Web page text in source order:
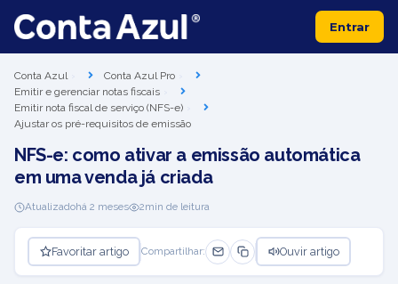
Entrar
Conta Azul
Conta Azul Pro
Emitir e gerenciar notas fiscais
Emitir nota fiscal de serviço (NFS-e)
Ajustar os pré-requisitos de emissão
NFS-e: como ativar a emissão automática
em uma venda já criada
Atualizadohá 2 meses 2min de leitura
Favoritar artigo Compartilhar: Ouvir artigo